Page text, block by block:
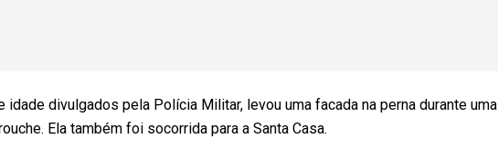
idade divulgados pela Polícia Militar, levou uma facada na perna durante uma
Ela também foi socorrida para a Santa Casa.